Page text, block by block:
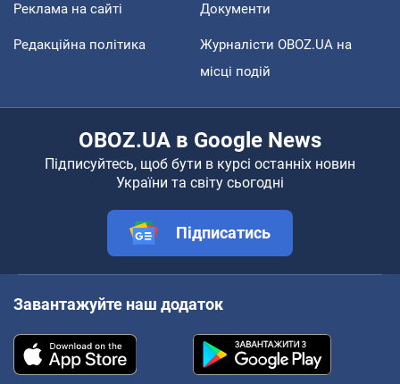
Реклама на сайті Документи
Редакційна політика
Журналісти OBOZ.UA на
місці подій
OBOZ.UA в Google News
Підписуйтесь, щоб бути в курсі останніх новин
України та світу сьогодні
Підписатись
Завантажуйте наш додаток